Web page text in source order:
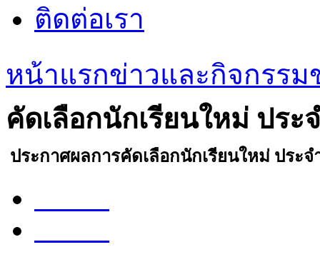
ติดต่อเรา
หน้าแรกข่าวและกิจกรรม
คัดเลือกนักเรียนใหม่ ประ
ประกาศผลการคัดเลือกนักเรียนใหม่ ประจ
Share
Tweet